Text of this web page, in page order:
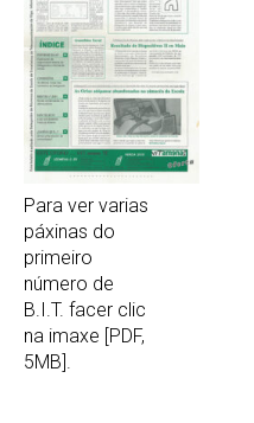
Para ver varias
páxinas do
primeiro
número de
B.I.T. facer clic
na imaxe [PDF,
5MB].